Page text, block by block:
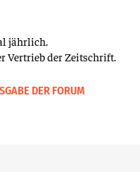
jährlich.
Vertrieb der Zeitschrift.
DER FORUM